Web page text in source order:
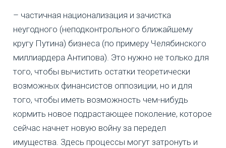
– частичная национализация и зачистка
неугодного (неподконтрольного ближайшему
кругу Путина) бизнеса (по примеру Челябинского
миллиардера Антипова). Это нужно не только для
того, чтобы вычистить остатки теоретически
возможных финансистов оппозиции, но и для
того, чтобы иметь возможность чем-нибудь
кормить новое подрастающее поколение, которое
сейчас начнет новую войну за передел
имущества. Здесь процессы могут затронуть и